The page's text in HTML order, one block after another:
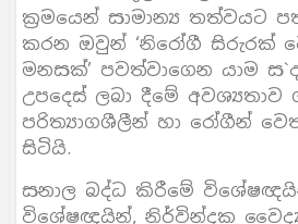
ක‍්‍රමයෙන් සාමාන්‍ය තත්වයට
කරන ඔවුන් ‘නිරෝගී සිරුරක්
මනසක්’ පවත්වාගෙන යාම
උපදෙස් ලබා දීමේ
පරිත්‍යාගශීලීන් හා රෝගීන්
සිටියි.
සනාල බද්ධ කිරීමේ
විශේෂඥයින්, නිර්වින්දක